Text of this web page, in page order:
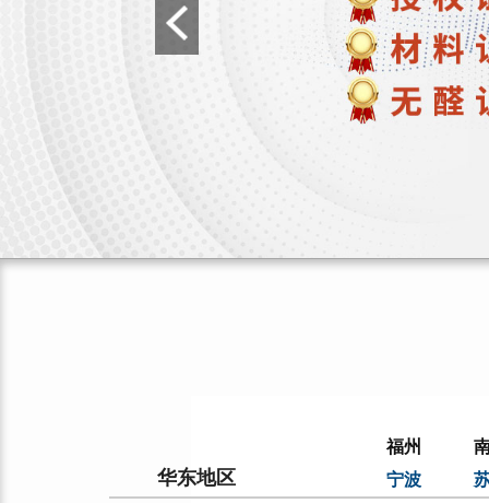
华东地区
福州
宁波